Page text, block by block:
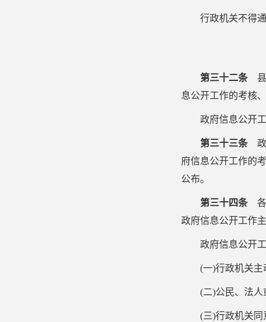
行政机关不得
第三十二条 县
息公开工作的考核
政府信息公开
第三十三条 政
府信息公开工作的
公布。
第三十四条 各
政府信息公开工作
政府信息公开
(一)行政机关主
(二)公民、法
(三)行政机关同